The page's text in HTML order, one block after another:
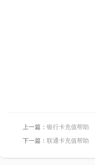
上一篇： 银行卡充值帮助
下一篇： 联通卡充值帮助